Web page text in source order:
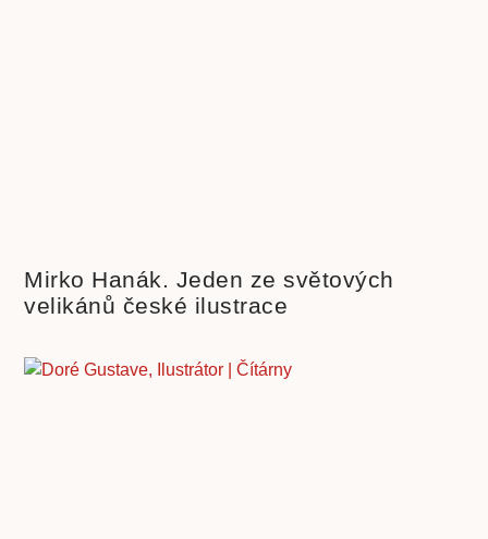
Mirko Hanák. Jeden ze světových
velikánů české ilustrace